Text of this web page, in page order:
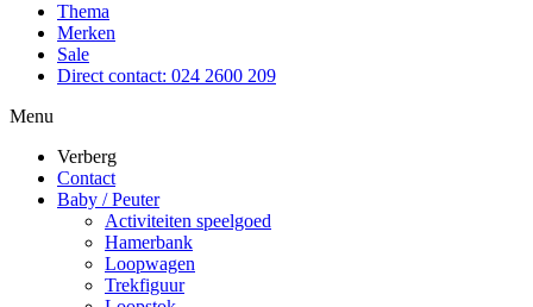
Thema
Merken
Sale
Direct contact: 024 2600 209
Menu
Verberg
Contact
Baby / Peuter
Activiteiten speelgoed
Hamerbank
Loopwagen
Trekfiguur